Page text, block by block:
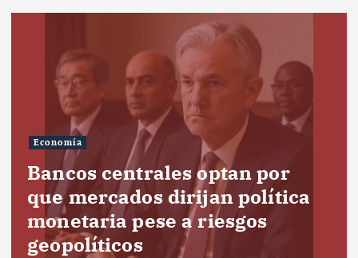
Economía
Bancos centrales optan por
que mercados dirijan política
monetaria pese a riesgos
geopolíticos